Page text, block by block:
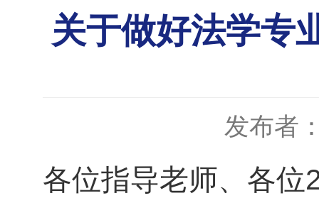
关于做好法学专
发布者
各位指导老师、各位